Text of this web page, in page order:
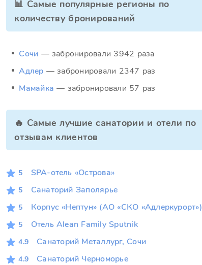
📊 Самые популярные регионы по
количеству бронирований
Сочи — забронировали 3942 раза
Адлер — забронировали 2347 раз
Мамайка — забронировали 57 раз
🔥 Самые лучшие санатории и отели по
отзывам клиентов
5 SPA-отель «Острова»
5 Санаторий Заполярье
5 Корпус «Нептун» (АО «СКО «Адлеркурорт»)
5 Отель Alean Family Sputnik
4.9 Санаторий Металлург, Сочи
4.9 Санаторий Черноморье